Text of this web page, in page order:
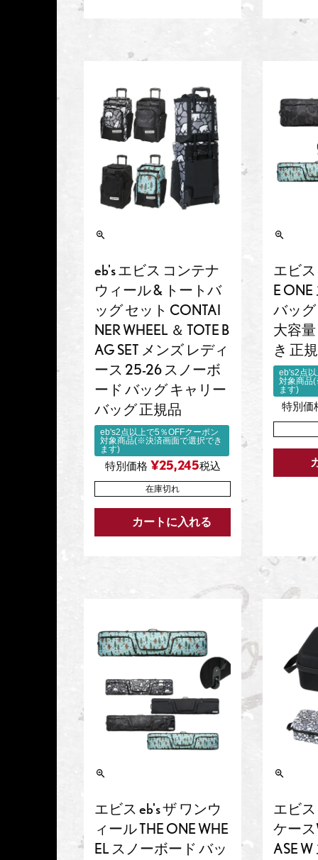
eb's エビス コンテナ
ウィール & トートバ
ッグ セット CONTAI
NER WHEEL ＆ TOTE B
AG SET メンズ レディ
ース 25-26 スノーボ
ード バッグ キャリー
バッグ 正規品
eb's2点以上で5％OFFクーポン
対象商品(※決済画面で選択でき
ます)
特別価格 ¥25,245税込
在庫切れ
カートに入れる
エビス
E
バッ
大容
き 正
eb's2点
対象商品
ます)
特別価
エビス eb's ザ ワンウ
ィール THE ONE WHE
EL スノーボード バッ
エビス
ケー
ASE